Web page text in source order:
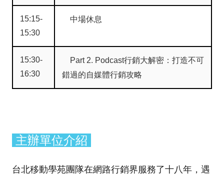
15:15-
15:30
中場休息
15:30-
16:30
Part 2. Podcast行銷大解密：打造不可
錯過的自媒體行銷攻略
主辦單位介紹
台北移動學苑團隊在網路行銷界服務了十八年，遇